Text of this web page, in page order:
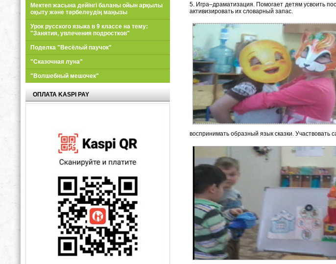
Мектеп жасына дейінгі баланы ойын арқылы
оқыту және тәрбелеудің маңызы
Урок русского языка в 9 классе на тему:
"Занятия, увлечения подростков"
Поделка "Весёлый паучок"
"Сказочная луна"
"Волшебный мешочек"
ОПЛАТА KASPI PAY
5. Игра–драматизация. Помогает детям усвоить
активизировать их словарный запас.
воспринимать образный язык сказки. Участвовать